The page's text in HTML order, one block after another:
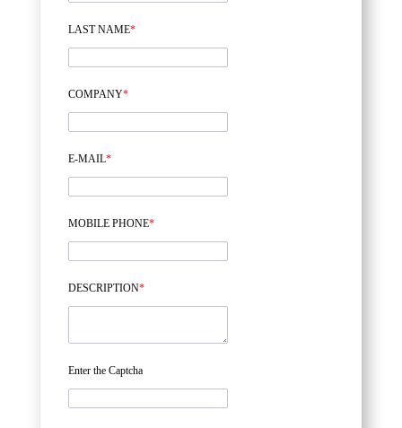
LAST NAME*
COMPANY*
E-MAIL*
MOBILE PHONE*
DESCRIPTION*
Enter the Captcha